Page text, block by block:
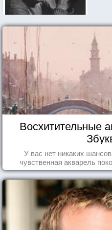
Восхитительные
У вас нет никаких
чувственная акварель